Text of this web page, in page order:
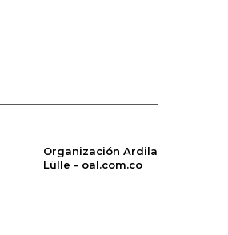
Organización Ardila
Lülle - oal.com.co